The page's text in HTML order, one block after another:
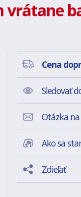
vrátane
Cena
Sledovať
Otázka
Ako sa
Zdieľať